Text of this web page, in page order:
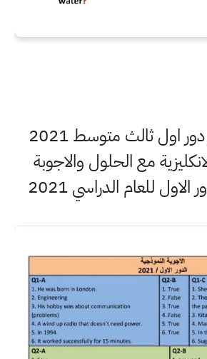
اجوبة انكليزي دور اول ثالث متوسط 2021
مع الحلول والاجوبة
للعام الدراسي 2021